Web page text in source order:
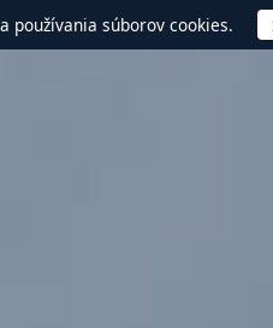
používania súborov cookies.